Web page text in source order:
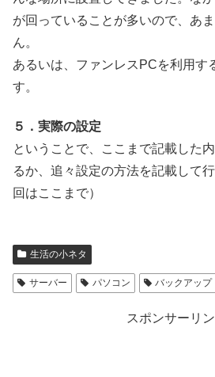
が回っていることが多いので、あ
ん。
あるいは、ファンレスPCを利用す
す。
５．実際の設定
ということで、ここまで記載した
るか、追々設定の方法を記載して
回はここまで）
生活の小ネタ
サーバー パソコン バックアップ
スポンサーリ